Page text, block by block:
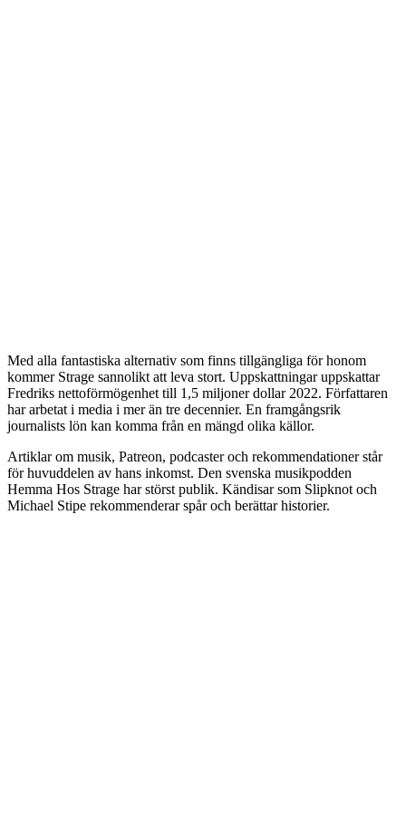
Med alla fantastiska alternativ som finns tillgängliga för honom
kommer Strage sannolikt att leva stort. Uppskattningar uppskattar
Fredriks nettoförmögenhet till 1,5 miljoner dollar 2022. Författaren
har arbetat i media i mer än tre decennier. En framgångsrik
journalists lön kan komma från en mängd olika källor.
Artiklar om musik, Patreon, podcaster och rekommendationer står
för huvuddelen av hans inkomst. Den svenska musikpodden
Hemma Hos Strage har störst publik. Kändisar som Slipknot och
Michael Stipe rekommenderar spår och berättar historier.